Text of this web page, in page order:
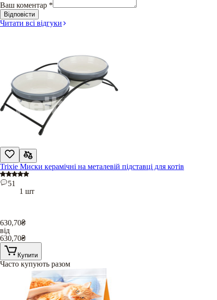
Ваш коментар *
Відповісти
Читати всі відгуки
Trixie Миски керамічні на металевій підставці для котів
51
1 шт
630,70₴
від
630,70₴
Купити
Часто купують разом